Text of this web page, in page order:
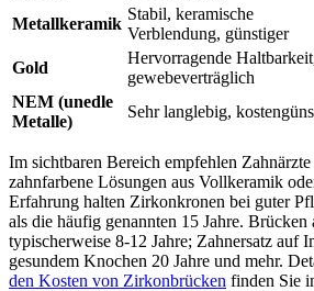
Metallkeramik
Stabil, keramische
Verblendung, günstiger
Gold
Hervorragende
gewebeverträglich
NEM (unedle
Metalle)
Sehr langlebig,
Im sichtbaren Bereich empfehlen
zahnfarbene Lösungen aus Vollkeramik
Erfahrung halten Zirkonkronen bei guter
als die häufig genannten 15 Jahre. Brücken
typischerweise 8-12 Jahre; Zahnersatz auf
gesundem Knochen 20 Jahre und mehr.
den Kosten von Zirkonbrücken finden Sie